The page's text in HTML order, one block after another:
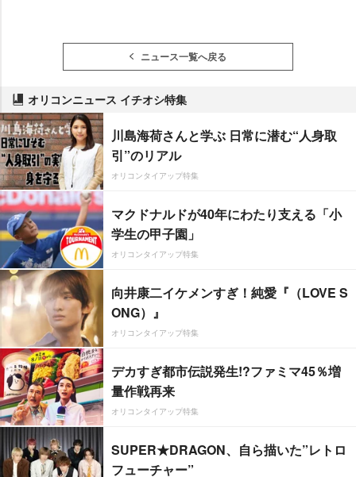
ニュース一覧へ戻る
オリコンニュース イチオシ特集
川島海荷さんと学ぶ 日常に潜む“人身取
引”のリアル
オリコンタイアップ特集
マクドナルドが40年にわたり支える「小
学生の甲子園」
オリコンタイアップ特集
向井康二イケメンすぎ！純愛『（LOVE S
ONG）』
オリコンタイアップ特集
デカすぎ都市伝説発生!?ファミマ45％増
量作戦再来
オリコンタイアップ特集
SUPER★DRAGON、自ら描いた”レトロ
フューチャー”